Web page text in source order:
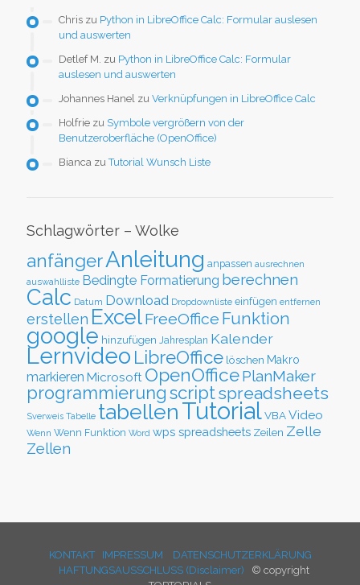
Chris zu Python in LibreOffice Calc: Formular auslesen
und auswerten
Detlef M. zu Python in LibreOffice Calc: Formular
auslesen und auswerten
Johannes Hanel zu Verknüpfungen in LibreOffice Calc
Holfrie zu Symbole vergrößern von der
Benutzeroberfläche (OpenOffice)
Bianca zuTutorial Wunsch Liste
Schlagwörter – Wolke
anfängerAnleitung anpassen ausrechnen
auswahlliste Bedingte Formatierung berechnen
Calc Datum Download Dropdownliste einfügen entfernen
erstellen ExcelFreeOffice Funktion
google hinzufügen Jahresplan Kalender
Lernvideo LibreOffice löschen Makro
markieren Microsoft OpenOfficePlanMaker
programmierung scriptspreadsheets
Sverweis Tabelle tabellenTutorialVBAVideo
Wenn Wenn Funktion Word wps spreadsheets Zeilen Zelle
Zellen
KONTAKT IMPRESSUM
DATENSCHUTZERKLÄRUNG
HAFTUNGSAUSSCHLUSS (Disclaimer) © copyright